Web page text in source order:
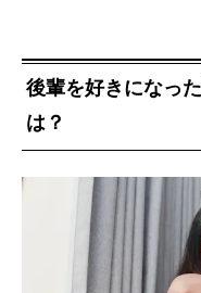
後輩を好きになっ
は？